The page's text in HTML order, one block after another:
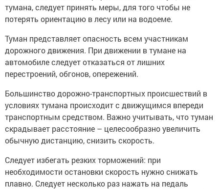
тумана, следует принять меры, для того чтобы не
потерять ориентацию в лесу или на водоеме.
Туман представляет опасность всем участникам
дорожного движения. При движении в тумане на
автомобиле следует отказаться от лишних
перестроений, обгонов, опережений.
Большинство дорожно-транспортных происшествий в
условиях тумана происходит с движущимся впереди
транспортным средством. Важно учитывать, что туман
скрадывает расстояние – целесообразно увеличить
обычную дистанцию, снизить скорость.
Следует избегать резких торможений: при
необходимости остановки скорость нужно снижать
плавно. Следует несколько раз нажать на педаль